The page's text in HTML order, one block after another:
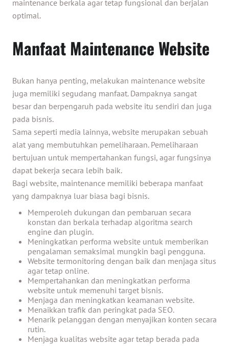
maintenance berkala agar tetap fungsional dan berjalan
optimal.
Manfaat Maintenance Website
Bukan hanya penting, melakukan maintenance website
juga memiliki segudang manfaat. Dampaknya sangat
besar dan berpengaruh pada website itu sendiri dan juga
pada bisnis.
Sama seperti media lainnya, website merupakan sebuah
alat yang membutuhkan pemeliharaan. Pemeliharaan
bertujuan untuk mempertahankan fungsi, agar fungsinya
dapat bekerja secara lebih baik.
Bagi website, maintenance memiliki beberapa manfaat
yang dampaknya luar biasa bagi bisnis.
Memperoleh dukungan dan pembaruan secara
konstan dan berkala terhadap algoritma search
engine dan plugin.
Meningkatkan performa website untuk memberikan
pengalaman semaksimal mungkin bagi pengguna.
Website termonitoring dengan baik dan menjaga situs
agar tetap online.
Mempertahankan dan meningkatkan performa
website untuk memenuhi target bisnis.
Menjaga dan meningkatkan keamanan website.
Menaikkan trafik dan peringkat pada SEO.
Menarik pelanggan dengan menyajikan konten secara
rutin.
Menjaga kualitas website agar tetap berada pada